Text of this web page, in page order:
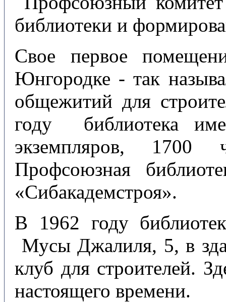
библиотеки и
Свое первое
Юнгородке - так
общежитий для
году библиотека
экземпляров, 1700
Профсоюзная
«Сибакадемстроя».
В 1962 году
Мусы Джалиля, 5, в
клуб для строителей.
настоящего времени.